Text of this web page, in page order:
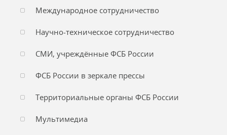
Международное сотрудничество
Научно-техническое сотрудничество
СМИ, учреждённые ФСБ России
ФСБ России в зеркале прессы
Территориальные органы ФСБ России
Мультимедиа